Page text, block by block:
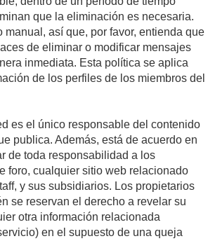
que la eliminación es necesaria.
manual, así que, por favor, entienda que
de eliminar o modificar mensajes
inmediata. Esta política se aplica
de los perfiles de los miembros del
es el único responsable del contenido
publica. Además, está de acuerdo en
de toda responsabilidad a los
foro, cualquier sitio web relacionado
y sus subsidiarios. Los propietarios
se reservan el derecho a revelar su
otra información relacionada
en el supuesto de una queja